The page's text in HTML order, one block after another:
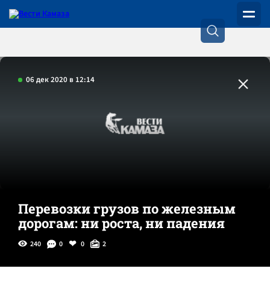
06 дек 2020 в 12:14
Перевозки грузов по железным
дорогам: ни роста, ни падения
240 0 0 2